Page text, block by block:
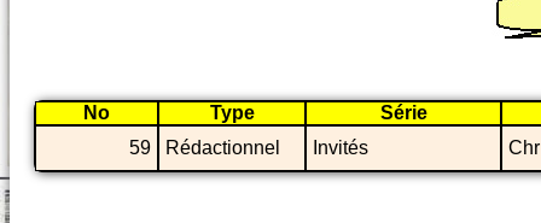
No Type
Série
59
Rédactionnel Invités